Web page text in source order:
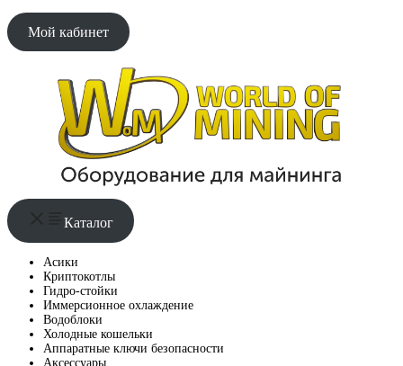
Мой кабинет
Каталог
Асики
Криптокотлы
Гидро-стойки
Иммерсионное охлаждение
Водоблоки
Холодные кошельки
Аппаратные ключи безопасности
Аксессуары